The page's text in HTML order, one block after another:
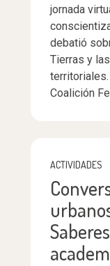
jornada
debatió
Tierras y
Coalición
ACTIVIDADES